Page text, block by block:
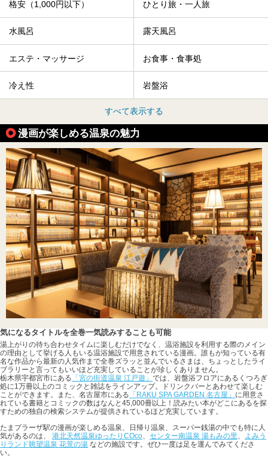
格安（1,000円以下） ひとり旅・一人旅
水風呂 露天風呂
エステ・マッサージ お食事・食事処
冷え性 岩盤浴
すべて表示する
漫画が楽しめる温泉の魅力
気になるタイトルを全巻一気読みすることも可能
湯上がりの待ち合わせタイムに楽しむだけでなく、温浴施設を利用する際のメイン
の理由として挙げる人もいる温浴施設で用意されている漫画。誰もが知っている有
名な作品から最新の人気作まで全巻ズラッと並んでいるさまは、ちょっとしたライ
ブラリーと言ってもいいほど充実していることが珍しくありません。
栃木県宇都宮市にある 「宮の街道温泉 江戸遊」 では、岩盤浴フロアにあるくつろぎ
処に1万冊以上のコミックと雑誌をラインアップ。ドリンクバーとあわせて楽しむ
ことができます。また、名古屋市にある 「RAKU SPA GARDEN 名古屋」 に用意さ
れている書籍とコミックの数はなんと45,000冊以上！読みたい本がどこにあるを探
すための独自の検索システムが提供されているほど充実しています。
たまプラーザ駅の漫画が楽しめる温泉、日帰り温泉、スーパー銭湯の中でも特に人
気があるのは、 港北天然温泉ゆったりCOco、 センター南温泉 湯もみの里、 よみう
りランド眺望温泉 花景の湯 などの施設です。ぜひ一度は足を運んでみてくださ
い。